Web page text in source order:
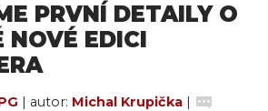
PRVNÍ DETAILY O
NOVÉ EDICI
| autor: Michal Krupička |